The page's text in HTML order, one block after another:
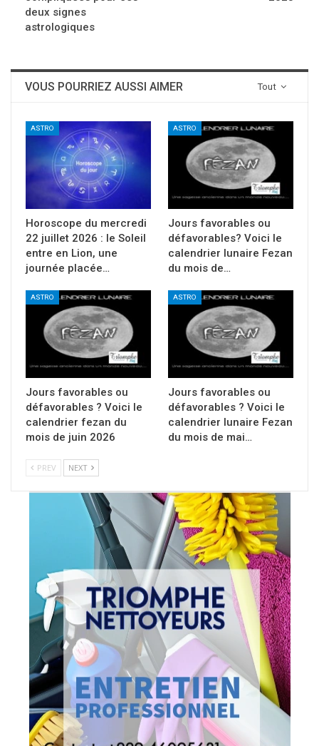
deux signes
astrologiques
Tout
VOUS POURRIEZ AUSSI AIMER
ASTRO
Horoscope du mercredi
22 juillet 2026 : le Soleil
entre en Lion, une
journée placée…
ASTRO
Jours favorables ou
défavorables? Voici le
calendrier lunaire Fezan
du mois de…
ASTRO
Jours favorables ou
défavorables ? Voici le
calendrier fezan du
mois de juin 2026
ASTRO
Jours favorables ou
défavorables ? Voici le
calendrier lunaire Fezan
du mois de mai…
PREV NEXT